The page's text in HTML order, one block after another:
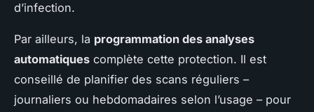
d’infection.
Par ailleurs, la programmation des analyses
automatiques complète cette protection. Il est
conseillé de planifier des scans réguliers –
journaliers ou hebdomadaires selon l’usage – pour